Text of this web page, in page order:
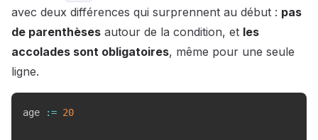
avec deux différences qui surprennent au début : pas
de parenthèses autour de la condition, et les
accolades sont obligatoires, même pour une seule
ligne.
age := 20